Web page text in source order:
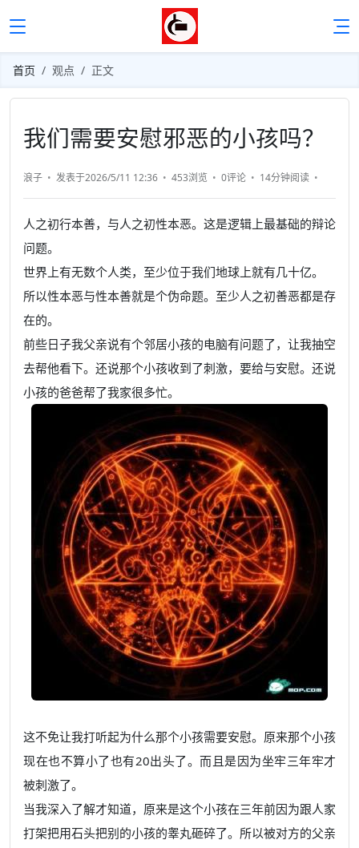
首页 观点 正文
我们需要安慰邪恶的小孩吗？
浪子 发表于2026/5/11 12:36 453浏览 0评论 14分钟阅读
人之初行本善，与人之初性本恶。这是逻辑上最基础的辩论
问题。
世界上有无数个人类，至少位于我们地球上就有几十亿。
所以性本恶与性本善就是个伪命题。至少人之初善恶都是存
在的。
前些日子我父亲说有个邻居小孩的电脑有问题了，让我抽空
去帮他看下。还说那个小孩收到了刺激，要给与安慰。还说
小孩的爸爸帮了我家很多忙。
这不免让我打听起为什么那个小孩需要安慰。原来那个小孩
现在也不算小了也有20出头了。而且是因为坐牢三年牢才
被刺激了。
当我深入了解才知道，原来是这个小孩在三年前因为跟人家
打架把用石头把别的小孩的睾丸砸碎了。所以被对方的父亲